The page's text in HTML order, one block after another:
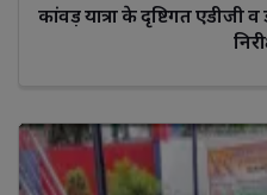
कांवड़ यात्रा के दृष्टिगत